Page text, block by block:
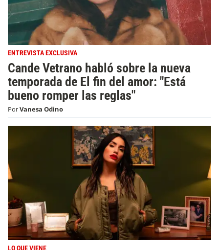
ENTREVISTA EXCLUSIVA
Cande Vetrano habló sobre la nueva
temporada de El fin del amor: "Está
bueno romper las reglas"
PorVanesa Odino